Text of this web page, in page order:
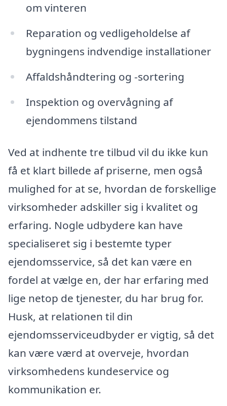
om vinteren
Reparation og vedligeholdelse af
bygningens indvendige installationer
Affaldshåndtering og -sortering
Inspektion og overvågning af
ejendommens tilstand
Ved at indhente tre tilbud vil du ikke kun
få et klart billede af priserne, men også
mulighed for at se, hvordan de forskellige
virksomheder adskiller sig i kvalitet og
erfaring. Nogle udbydere kan have
specialiseret sig i bestemte typer
ejendomsservice, så det kan være en
fordel at vælge en, der har erfaring med
lige netop de tjenester, du har brug for.
Husk, at relationen til din
ejendomsserviceudbyder er vigtig, så det
kan være værd at overveje, hvordan
virksomhedens kundeservice og
kommunikation er.